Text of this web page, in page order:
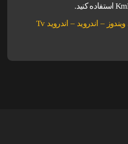
دانلود اپلیکیشن های ویندوز – اندروید – اندروید Tv